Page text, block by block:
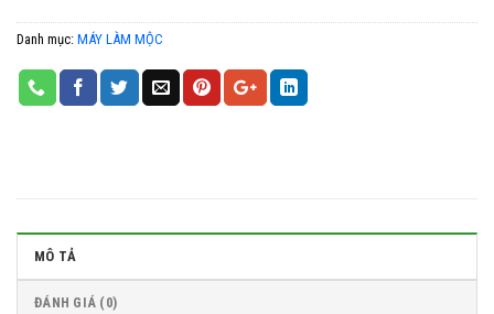
Danh mục: MÁY LÀM MỘC
MÔ TẢ
ĐÁNH GIÁ (0)